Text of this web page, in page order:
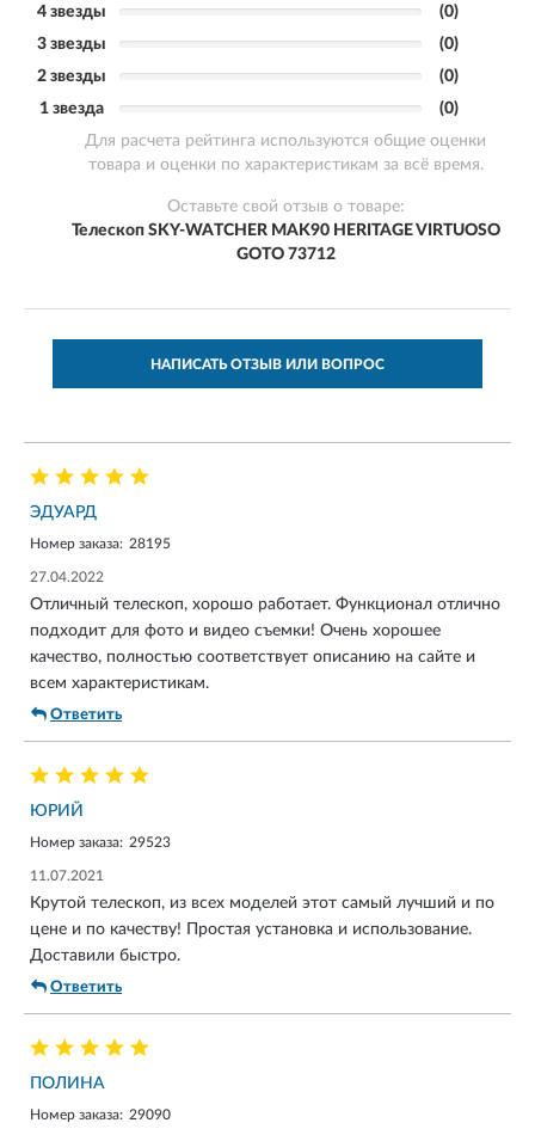
4 звезды
(0)
3 звезды
(0)
2 звезды
(0)
1 звезда
(0)
Для расчета рейтинга используются общие оценки
товара и оценки по характеристикам за всё время.
Оставьте свой отзыв о товаре:
Телескоп SKY-WATCHER MAK90 HERITAGE VIRTUOSO
GOTO 73712
НАПИСАТЬ ОТЗЫВ ИЛИ ВОПРОС
ЭДУАРД
Номер заказа: 28195
27.04.2022
Отличный телескоп, хорошо работает. Функционал отлично
подходит для фото и видео съемки! Очень хорошее
качество, полностью соответствует описанию на сайте и
всем характеристикам.
Ответить
ЮРИЙ
Номер заказа: 29523
11.07.2021
Крутой телескоп, из всех моделей этот самый лучший и по
цене и по качеству! Простая установка и использование.
Доставили быстро.
Ответить
ПОЛИНА
Номер заказа: 29090